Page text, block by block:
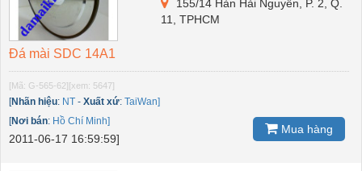
155/14 Hàn Hải Nguyên, P. 2, Q.
11, TPHCM
Đá mài SDC 14A1
[Mã: G-565-62][xem: 5647]
[Nhãn hiệu: NT - Xuất xứ: TaiWan]
[Nơi bán: Hồ Chí Minh]
2011-06-17 16:59:59]
Mua hàng